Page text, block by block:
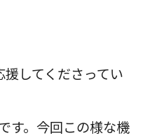
してくださってい
す。今回この様な機